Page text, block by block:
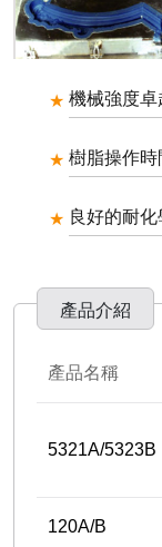
機械強度
樹脂操作
良好的耐
產品介紹
產品名稱
5321A/5323B
120A/B